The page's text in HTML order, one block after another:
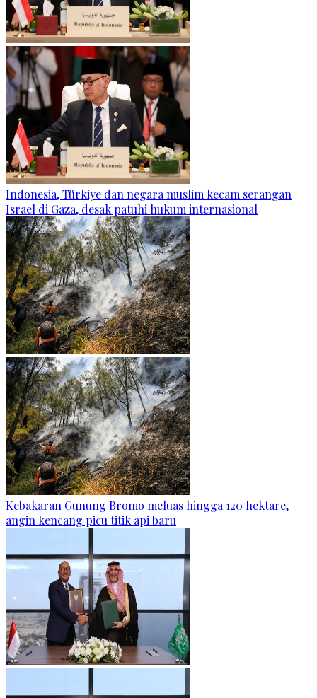
Indonesia, Türkiye dan negara muslim kecam serangan
Israel di Gaza, desak patuhi hukum internasional
Kebakaran Gunung Bromo meluas hingga 120 hektare,
angin kencang picu titik api baru